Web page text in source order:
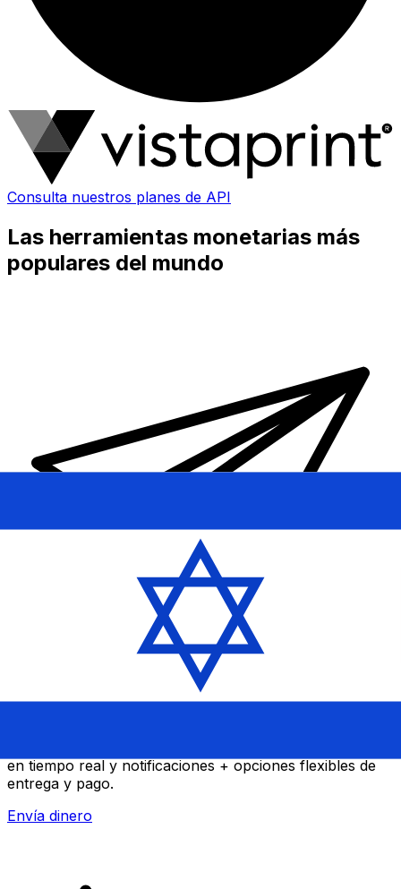
Consulta nuestros planes de API
Las herramientas monetarias más
populares del mundo
en tiempo real y notificaciones + opciones flexibles de
entrega y pago.
Envía dinero